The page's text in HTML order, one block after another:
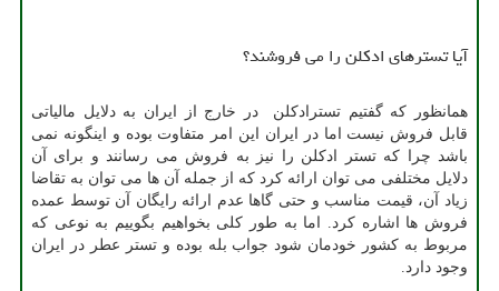
آیا تسترهای ادکلن را می فروشند؟
همانظور که گفتیم تسترادکلن در خارج از ایران به دلایل مالیاتی
قابل فروش نیست اما در ایران این امر متفاوت بوده و اینگونه نمی
باشد چرا که تستر ادکلن را نیز به فروش می رسانند و برای آن
دلایل مختلفی می توان ارائه کرد که از جمله آن ها می توان به تقاضا
زیاد آن، قیمت مناسب و حتی گاها عدم ارائه رایگان آن توسط عمده
فروش ها اشاره کرد. اما به طور کلی بخواهیم بگوییم به نوعی که
مربوط به کشور خودمان شود جواب بله بوده و تستر عطر در ایران
وجود دارد.